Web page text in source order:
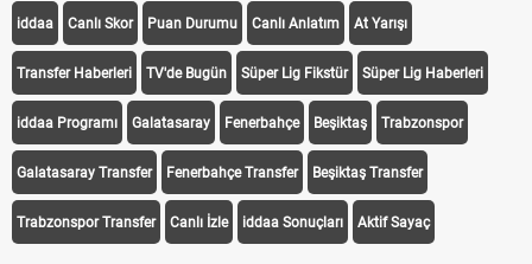
iddaa Canlı Skor Puan Durumu Canlı Anlatım At Yarışı
Transfer Haberleri TV'de Bugün Süper Lig Fikstür Süper Lig Haberleri
iddaa Programı Galatasaray Fenerbahçe Beşiktaş Trabzonspor
Galatasaray Transfer Fenerbahçe Transfer Beşiktaş Transfer
Trabzonspor Transfer Canlı İzle iddaa Sonuçları Aktif Sayaç